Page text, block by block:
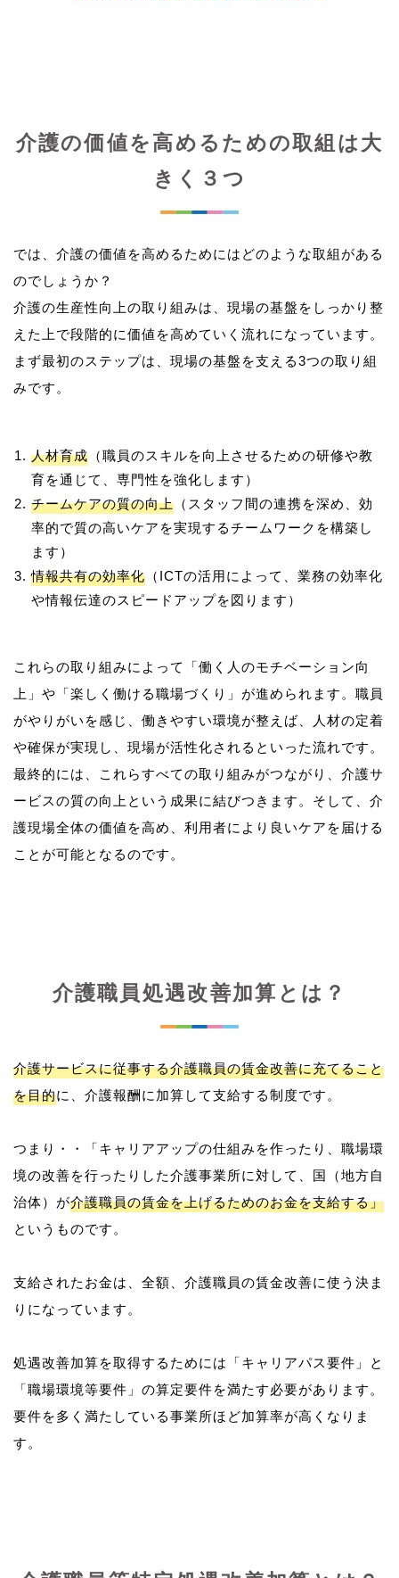
介護の価値を高めるための取組は大
きく３つ
では、介護の価値を高めるためにはどのような取組がある
のでしょうか？
介護の生産性向上の取り組みは、現場の基盤をしっかり整
えた上で段階的に価値を高めていく流れになっています。
まず最初のステップは、現場の基盤を支える3つの取り組
人材育成 （職員のスキルを向上させるための研修や教
育を通じて、専門性を強化します）
チームケアの質の向上 （スタッフ間の連携を深め、効
率的で質の高いケアを実現するチームワークを構築し
ます）
情報共有の効率化 （ICTの活用によって、業務の効率化
や情報伝達のスピードアップを図ります）
これらの取り組みによって「働く人のモチベーション向
上」や「楽しく働ける職場づくり」が進められます。職員
がやりがいを感じ、働きやすい環境が整えば、人材の定着
や確保が実現し、現場が活性化されるといった流れです。
最終的には、これらすべての取り組みがつながり、介護サ
ービスの質の向上という成果に結びつきます。そして、介
護現場全体の価値を高め、利用者により良いケアを届ける
介護職員処遇改善加算とは？
介護サービスに従事する介護職員の賃金改善に充てること
を目的に、介護報酬に加算して支給する制度です。
つまり・・「キャリアアップの仕組みを作ったり、職場環
境の改善を行ったりした介護事業所に対して、国（地方自
治体）が介護職員の賃金を上げるためのお金を支給する」
というものです。
支給されたお金は、全額、介護職員の賃金改善に使う決ま
りになっています。
処遇改善加算を取得するためには「キャリアパス要件」と
「職場環境等要件」の算定要件を満たす必要があります。
要件を多く満たしている事業所ほど加算率が高くなりま
す。